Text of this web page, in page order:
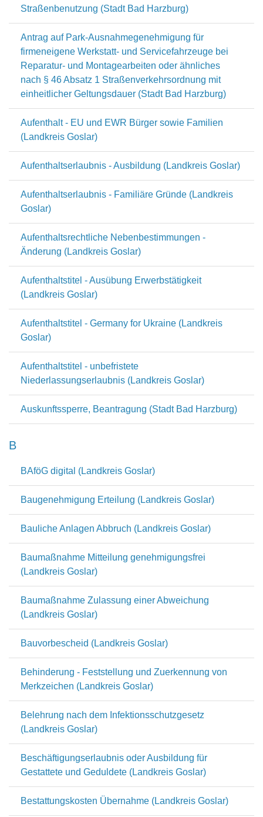
Straßenbenutzung (Stadt Bad Harzburg)
Antrag auf Park-Ausnahmegenehmigung für
firmeneigene Werkstatt- und Servicefahrzeuge bei
Reparatur- und Montagearbeiten oder ähnliches
nach § 46 Absatz 1 Straßenverkehrsordnung mit
einheitlicher Geltungsdauer (Stadt Bad Harzburg)
Aufenthalt - EU und EWR Bürger sowie Familien
(Landkreis Goslar)
Aufenthaltserlaubnis - Ausbildung (Landkreis Goslar)
Aufenthaltserlaubnis - Familiäre Gründe (Landkreis
Goslar)
Aufenthaltsrechtliche Nebenbestimmungen -
Änderung (Landkreis Goslar)
Aufenthaltstitel - Ausübung Erwerbstätigkeit
(Landkreis Goslar)
Aufenthaltstitel - Germany for Ukraine (Landkreis
Goslar)
Aufenthaltstitel - unbefristete
Niederlassungserlaubnis (Landkreis Goslar)
Auskunftssperre, Beantragung (Stadt Bad Harzburg)
B
BAföG digital (Landkreis Goslar)
Baugenehmigung Erteilung (Landkreis Goslar)
Bauliche Anlagen Abbruch (Landkreis Goslar)
Baumaßnahme Mitteilung genehmigungsfrei
(Landkreis Goslar)
Baumaßnahme Zulassung einer Abweichung
(Landkreis Goslar)
Bauvorbescheid (Landkreis Goslar)
Behinderung - Feststellung und Zuerkennung von
Merkzeichen (Landkreis Goslar)
Belehrung nach dem Infektionsschutzgesetz
(Landkreis Goslar)
Beschäftigungserlaubnis oder Ausbildung für
Gestattete und Geduldete (Landkreis Goslar)
Bestattungskosten Übernahme (Landkreis Goslar)